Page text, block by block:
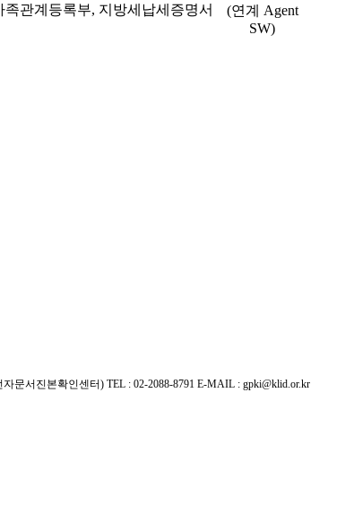
족관계등록부, 지방세납세증명서
(연계 Agent
SW)
문서진본확인센터) TEL : 02-2088-8791 E-MAIL : gpki@klid.or.kr